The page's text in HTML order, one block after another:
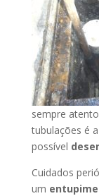
sempre
tubulações é
possível
Cuidados
um